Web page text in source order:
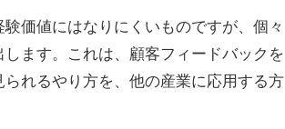
価値にはなりにくいものですが、個々
ます。これは、顧客フィードバックを
れるやり方を、他の産業に応用する方